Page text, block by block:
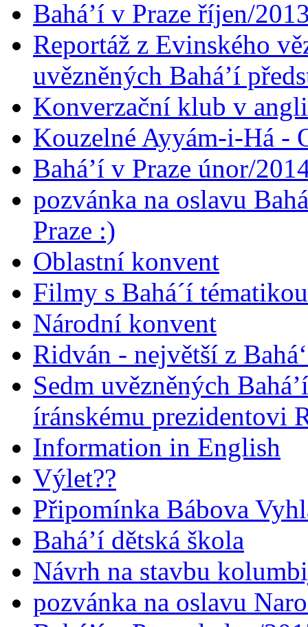
Bahá’í v Praze říjen/
Reportáž z Evinského
uvězněných Bahá’í
Konverzační klub v
Kouzelné Ayyám-i-Há -
Bahá’í v Praze únor/
pozvánka na oslavu
Praze :)
Oblastní konvent
Filmy s Bahá´í
Národní konvent
Ridván - největší z
Sedm uvězněných
íránskému prezidentovi
Information in English
Výlet??
Připomínka Bábova
Bahá’í dětská škola
Návrh na stavbu
pozvánka na oslavu